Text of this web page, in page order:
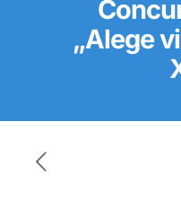
„Alege